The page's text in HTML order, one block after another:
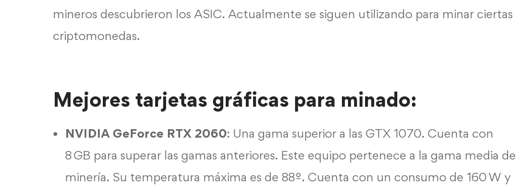
mineros descubrieron los ASIC. Actualmente se siguen utilizando para minar ciertas
criptomonedas.
Mejores tarjetas gráficas para minado:
NVIDIA GeForce RTX 2060: Una gama superior a las GTX 1070. Cuenta con
8 GB para superar las gamas anteriores. Este equipo pertenece a la gama media de
minería. Su temperatura máxima es de 88º. Cuenta con un consumo de 160 W y